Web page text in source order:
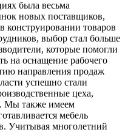
была весьма
новых поставщиков,
конструировании товаров
выбор стал больше
которые помогли
на оснащение рабочего
направления продаж
успешно стали
цеха,
Мы также имеем
мебель
Учитывая многолетний